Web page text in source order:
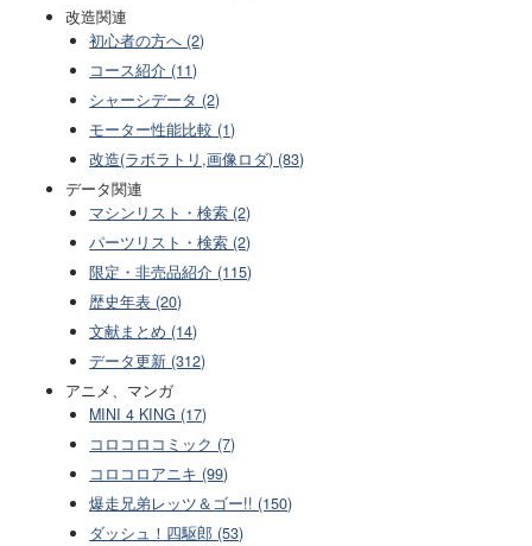
改造関連
初心者の方へ (2)
コース紹介 (11)
シャーシデータ (2)
モーター性能比較 (1)
改造(ラボラトリ,画像ロダ) (83)
データ関連
マシンリスト・検索 (2)
パーツリスト・検索 (2)
限定・非売品紹介 (115)
歴史年表 (20)
文献まとめ (14)
データ更新 (312)
アニメ、マンガ
MINI 4 KING (17)
コロコロコミック (7)
コロコロアニキ (99)
爆走兄弟レッツ＆ゴー!! (150)
ダッシュ！四駆郎 (53)